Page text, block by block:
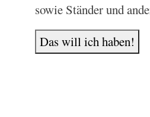
sowie Ständer und
Das will ich haben!